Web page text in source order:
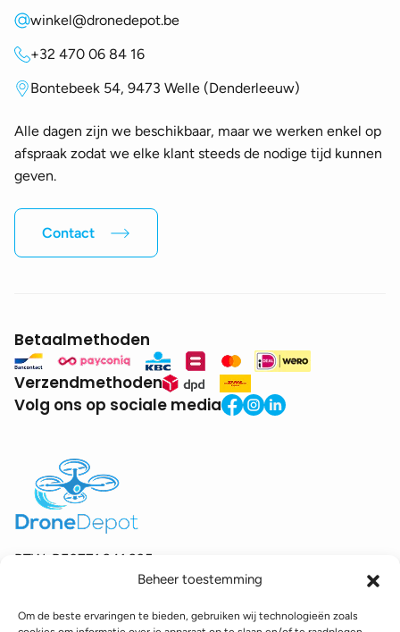
Beheer toestemming
Om de beste ervaringen te bieden, gebruiken wij technologieën zoals
winkel@dronedepot.be
+32 470 06 84 16
Bontebeek 54, 9473 Welle (Denderleeuw)
Alle dagen zijn we beschikbaar, maar we werken enkel op
afspraak zodat we elke klant steeds de nodige tijd kunnen
geven.
Contact
Betaalmethoden
Verzendmethoden
Volg ons op sociale media
BTW: BE0771.941.935
© 2025 DroneDepot. Alle rechten voorbehouden.
RecyclagebijdrageRetourbeleidBetaalinformatie